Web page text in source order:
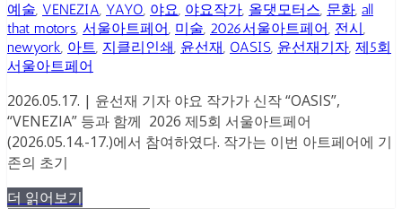
예술, VENEZIA, YAYO, 야요, 야요작가, 올댓모터스, 문화, all
that motors, 서울아트페어, 미술, 2026서울아트페어, 전시,
newyork, 아트, 지클리인쇄, 윤선재, OASIS, 윤선재기자, 제5회
서울아트페어
2026.05.17. | 윤선재 기자 야요 작가가 신작 “OASIS”,
“VENEZIA” 등과 함께 2026 제5회 서울아트페어
(2026.05.14.-17.)에서 참여하였다. 작가는 이번 아트페어에 기
존의 초기
더 읽어보기